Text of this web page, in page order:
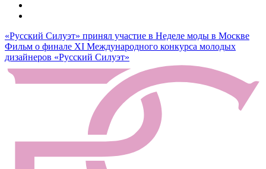
Навигация
по
записям
«Русский Силуэт» принял участие в Неделе моды в Москве
Фильм о финале XI Международного конкурса молодых
дизайнеров «Русский Силуэт»